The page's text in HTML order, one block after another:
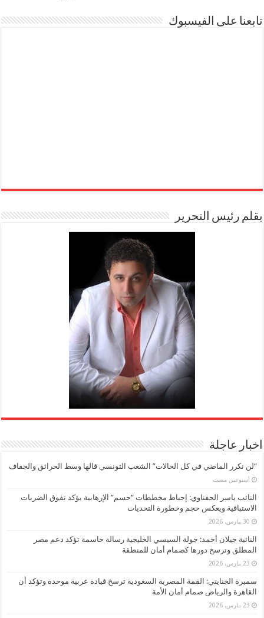
تابعنا على الفيسبوك
بقلم رئيس التحرير
اخبار عاجلة
“لن نكرر الماضي في كل الحالات” الشعب التونسي قالها وسط الحرائق والجفاف
‏أسبوعين مضت
النائب ياسر الحفناوي: إحباط مخططات “حسم” الإرهابية يؤكد تفوق الضربات
الاستباقية ويعكس حجم وخطورة التحديات
30 مارس، 2026
النائبة جيلان أحمد: جولة السيسي الخليجية رسالة حاسمة تؤكد دعم مصر
المطلق وترسخ دورها كصمام أمان للمنطقة
23 مارس، 2026
سميرة الجنايني: القمة المصرية السعودية ترسخ قيادة عربية موحدة وتؤكد أن
القاهرة والرياض صمام أمان الأمة
23 مارس، 2026